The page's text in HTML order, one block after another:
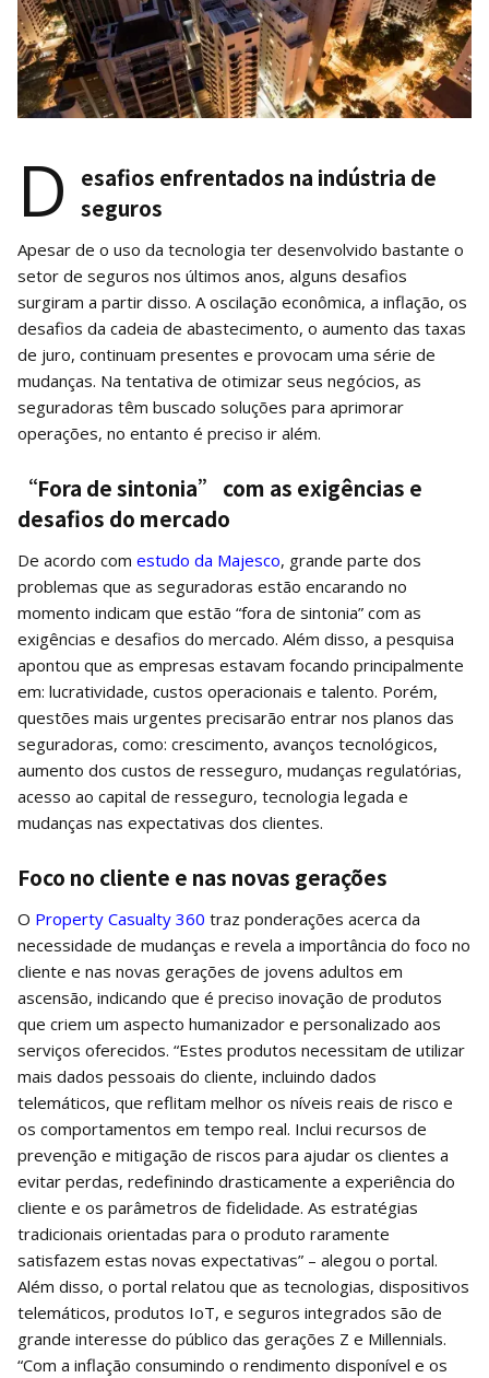
D
esafios enfrentados na indústria de
seguros
Apesar de o uso da tecnologia ter desenvolvido bastante o
setor de seguros nos últimos anos, alguns desafios
surgiram a partir disso. A oscilação econômica, a inflação, os
desafios da cadeia de abastecimento, o aumento das taxas
de juro, continuam presentes e provocam uma série de
mudanças. Na tentativa de otimizar seus negócios, as
seguradoras têm buscado soluções para aprimorar
operações, no entanto é preciso ir além.
“Fora de sintonia” com as exigências e
desafios do mercado
De acordo com estudo da Majesco, grande parte dos
problemas que as seguradoras estão encarando no
momento indicam que estão “fora de sintonia” com as
exigências e desafios do mercado. Além disso, a pesquisa
apontou que as empresas estavam focando principalmente
em: lucratividade, custos operacionais e talento. Porém,
questões mais urgentes precisarão entrar nos planos das
seguradoras, como: crescimento, avanços tecnológicos,
aumento dos custos de resseguro, mudanças regulatórias,
acesso ao capital de resseguro, tecnologia legada e
mudanças nas expectativas dos clientes.
Foco no cliente e nas novas gerações
O Property Casualty 360 traz ponderações acerca da
necessidade de mudanças e revela a importância do foco no
cliente e nas novas gerações de jovens adultos em
ascensão, indicando que é preciso inovação de produtos
que criem um aspecto humanizador e personalizado aos
serviços oferecidos. “Estes produtos necessitam de utilizar
mais dados pessoais do cliente, incluindo dados
telemáticos, que reflitam melhor os níveis reais de risco e
os comportamentos em tempo real. Inclui recursos de
prevenção e mitigação de riscos para ajudar os clientes a
evitar perdas, redefinindo drasticamente a experiência do
cliente e os parâmetros de fidelidade. As estratégias
tradicionais orientadas para o produto raramente
satisfazem estas novas expectativas” – alegou o portal.
Além disso, o portal relatou que as tecnologias, dispositivos
telemáticos, produtos IoT, e seguros integrados são de
grande interesse do público das gerações Z e Millennials.
“Com a inflação consumindo o rendimento disponível e os